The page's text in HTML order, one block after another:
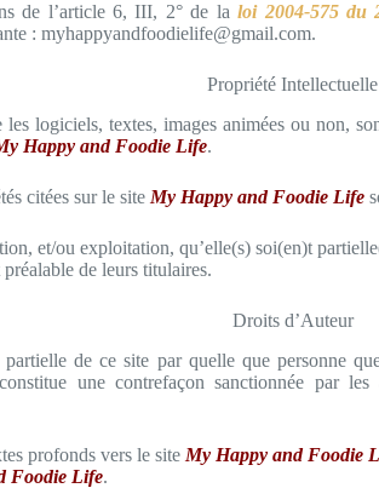
de l’article 6, III, 2° de laloi 2004-575 du
: myhappyandfoodielife@gmail.com.
Propriété Intellectuelle
logiciels, textes, images animées ou non,
Happy and Foodie Life.
citées sur le site My Happy and Foodie Life
et/ou exploitation, qu’elle(s) soi(en)t
de leurs titulaires.
Droits d’Auteur
de ce site par quelle que personne
une contrefaçon sanctionnée par
profonds vers le site My Happy and Foodie
Foodie Life.